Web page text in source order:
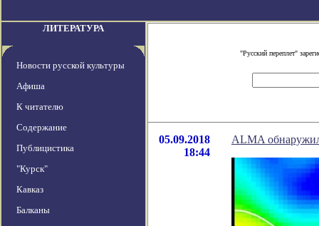
ЛИТЕРАТУРА
Новости русской культуры
Афиша
К читателю
Содержание
Публицистика
"Курск"
Кавказ
Балканы
"Русский переплет"
05.09.2018
18:44
ALMA